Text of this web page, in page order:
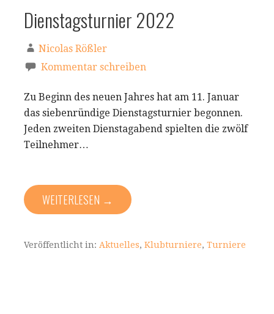
Dienstagsturnier 2022
Nicolas Rößler
Kommentar schreiben
Zu Beginn des neuen Jahres hat am 11. Januar
das siebenründige Dienstagsturnier begonnen.
Jeden zweiten Dienstagabend spielten die zwölf
Teilnehmer…
WEITERLESEN →
Veröffentlicht in: Aktuelles, Klubturniere, Turniere